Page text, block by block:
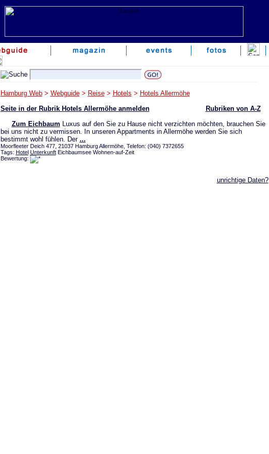
Hamburg Web> Webguide> Reise> Hotels > Hotels Allermöhe
Rubriken von A-Z
Seite in der Rubrik Hotels Allermöhe anmelden
Zum Eichbaum Luxus auf den Sie zu Hause nicht verzichten möchten, brauchen Sie
bei uns nicht zu vermissen. In unseren Appartments in Allermöhe werden Sie sich
bestimmt wohl fühlen. Der ...
Moorfleeter Deich 477, 21037 Hamburg Allermöhe, Telefon: (040) 7372655
Tags: Hotel UnterkunftEichbaumsee Wohnen-auf-Zeit
Bewertung:
unrichtige Daten?